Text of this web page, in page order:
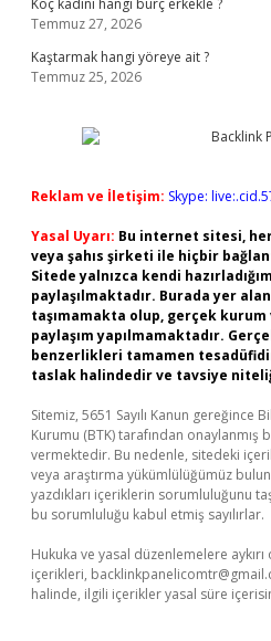
Koç kadını hangi burç erkekle ?
Temmuz 27, 2026
Kaştarmak hangi yöreye ait ?
Temmuz 25, 2026
Reklam ve İletişim: Skype:
Yasal Uyarı: Bu internet sitesi,
veya şahıs şirketi ile hiçbir
Sitede yalnızca kendi
paylaşılmaktadır. Burada yer
taşımamakta olup, gerçek kurum
paylaşım yapılmamaktadır.
benzerlikleri tamamen
taslak halindedir ve tavsiye
Sitemiz, 5651 Sayılı Kanun gereğince
Kurumu (BTK) tarafından onaylanmış
vermektedir. Bu nedenle, sitedeki
veya araştırma yükümlülüğümüz
yazdıkları içeriklerin sorumluluğunu
bu sorumluluğu kabul etmiş sayılırlar.
Hukuka ve yasal düzenlemelere
içerikleri,
halinde, ilgili içerikler yasal süre